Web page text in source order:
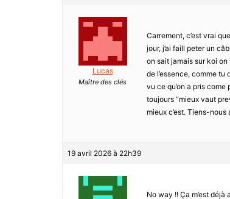
Lucas
Maître des clés
Carrement, c’est vrai
jour, j’ai faill peter un
on sait jamais sur koi
de l’essence, comme tu
vu ce qu’on a pris
toujours “mieux vaut
mieux c’est. Tiens-
19 avril 2026 à 22h39
No way !! Ça m’est